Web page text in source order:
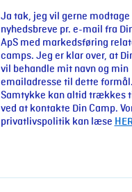
Ja tak, jeg vil gerne modtage
nyhedsbreve pr. e-mail fra
ApS med markedsføring
camps. Jeg er klar over, at
vil behandle mit navn og min
emailadresse til dette formål.
Samtykke kan altid trækkes
ved at kontakte Din Camp.
privatlivspolitik kan læse